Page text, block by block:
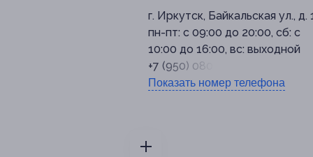
г. Иркутск, Байкальская ул., д.
пн-пт: с 09:00 до 20:00, сб: с
10:00 до 16:00, вс: выходной
+7 (950) 080-33-08
Показать номер телефона